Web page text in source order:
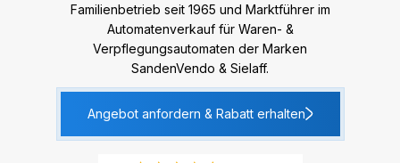
Familienbetrieb seit 1965 und Marktführer im
Automatenverkauf für Waren- &
Verpflegungsautomaten der Marken
SandenVendo & Sielaff.
Angebot anfordern & Rabatt erhalten